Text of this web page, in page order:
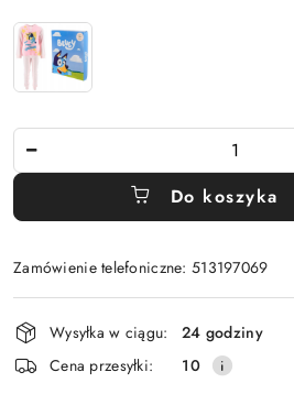
Do koszyka
Zamówienie telefoniczne: 513197069
Dostępność
i
dostawa
Wysyłka w ciągu:
24 godziny
Cena przesyłki:
10